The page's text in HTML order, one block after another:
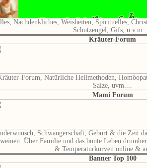
Nachdenkliches, Weisheiten, Spirituelles,
Schutzengel, Gifs, u.v.m.
Kräuter-Forum
Forum, Natürliche Heilmethoden,
Salze, uvm....
Mami Forum
Schwangerschaft, Geburt & die Zeit
Über Familie und das bunte Leben
& Temperaturkurven online &
Banner Top 100